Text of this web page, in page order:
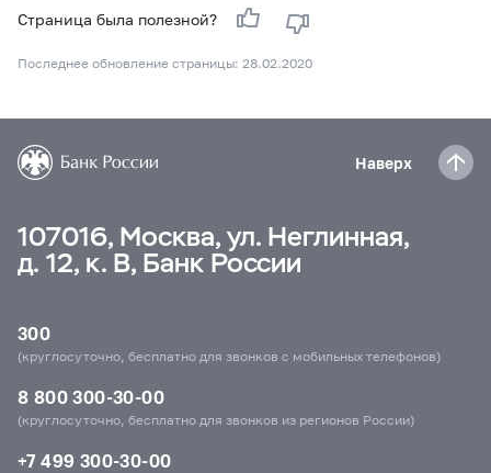
Страница была полезной?
Последнее обновление страницы: 28.02.2020
Наверх
107016, Москва, ул. Неглинная,
д. 12, к. В, Банк России
300
(круглосуточно, бесплатно для звонков с мобильных телефонов)
8 800 300-30-00
(круглосуточно, бесплатно для звонков из регионов России)
+7 499 300-30-00